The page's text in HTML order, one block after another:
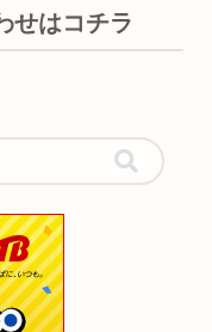
せはコチラ